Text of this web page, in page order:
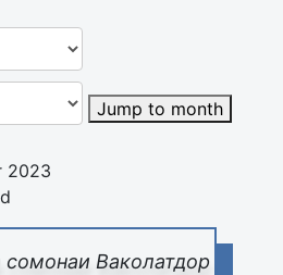
Ваколатдор
Jump to month
2023